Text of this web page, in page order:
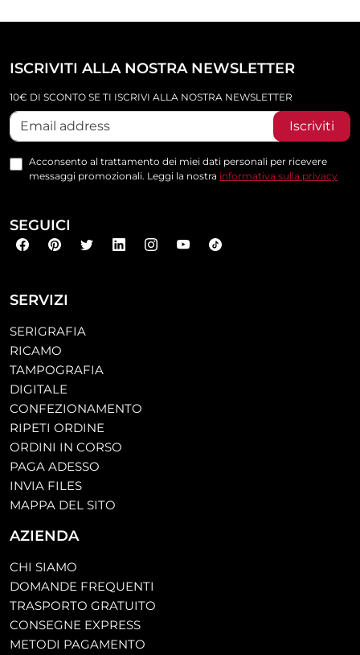
SERVIZI
SERIGRAFIA
RICAMO
TAMPOGRAFIA
DIGITALE
CONFEZIONAMENTO
RIPETI ORDINE
ORDINI IN CORSO
PAGA ADESSO
INVIA FILES
MAPPA DEL SITO
AZIENDA
CHI SIAMO
DOMANDE FREQUENTI
TRASPORTO GRATUITO
CONSEGNE EXPRESS
METODI PAGAMENTO
ISCRIVITI ALLA NOSTRA NEWSLETTER
10€ DI SCONTO SE TI ISCRIVI ALLA NOSTRA NEWSLETTER
Iscriviti
Acconsento al trattamento dei miei dati personali per ricevere
messaggi promozionali. Leggi la nostra informativa sulla privacy
SEGUICI